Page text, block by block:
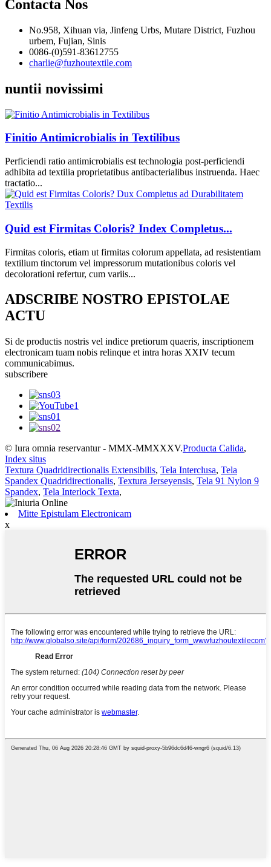
Contacta Nos
No.958, Xihuan via, Jinfeng Urbs, Mutare District, Fuzhou
urbem, Fujian, Sinis
0086-(0)591-83612755
charlie@fuzhoutextile.com
nuntii novissimi
Finitio Antimicrobialis in Textilibus
Perficiendi ratio antimicrobialis est technologia post-perficiendi
adhibita ad textilia proprietatibus antibacterialibus instruenda. Haec
tractatio...
Quid est Firmitas Coloris? Index Completus...
Firmitas coloris, etiam ut firmitas colorum appellata, ad resistentiam
textilium tinctorum vel impressorum mutationibus coloris vel
decolorationi refertur, cum variis...
ADSCRIBE NOSTRO EPISTOLAE
ACTU
Si de productis nostris vel indice pretiorum quaeris, inscriptionem
electronicam tuam nobis relinque et intra horas XXIV tecum
communicabimus.
subscribere
© Iura omnia reservantur - MMX-MMXXXV.Producta Calida,
Index situs
Textura Quadridirectionalis Extensibilis, Tela Interclusa, Tela
Spandex Quadridirectionalis, Textura Jerseyensis, Tela 91 Nylon 9
Spandex, Tela Interlock Texta,
Mitte Epistulam Electronicam
x